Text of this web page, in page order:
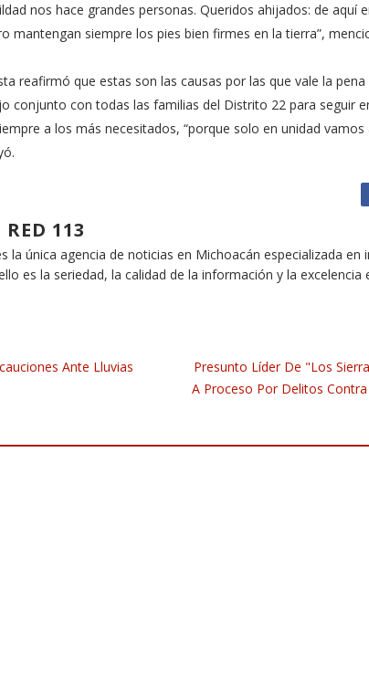
nos hace grandes personas. Queridos ahijados: de aquí
mantengan siempre los pies bien firmes en la tierra”,
reafirmó que estas son las causas por las que vale la
conjunto con todas las familias del Distrito 22 para seguir
a los más necesitados, “porque solo en unidad vamos
113
la única agencia de noticias en Michoacán especializada en
es la seriedad, la calidad de la información y la excelencia
Ante Lluvias
Presunto Líder De "Los
A Proceso Por Delitos